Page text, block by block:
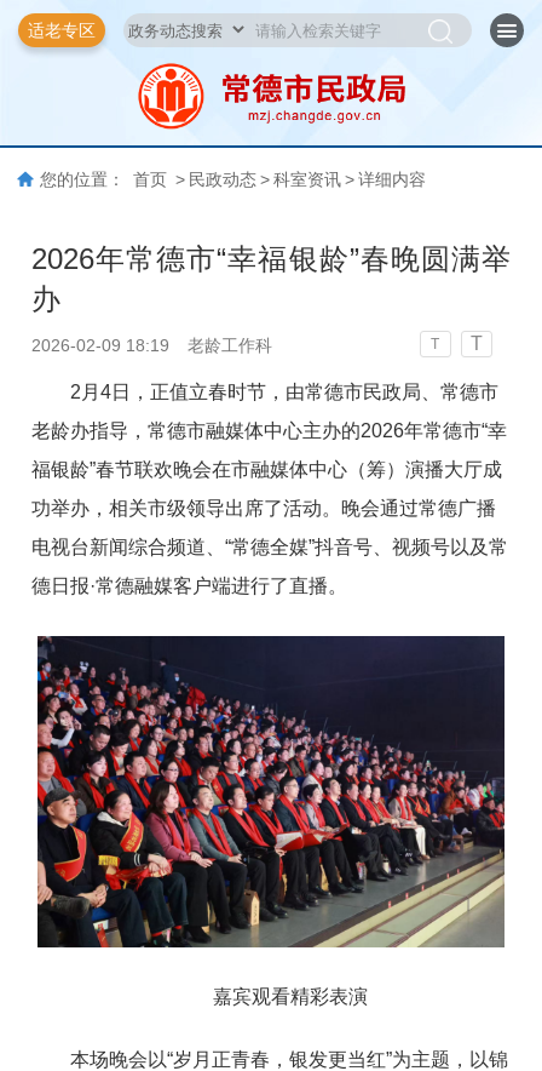
适老专区
您的位置： 首页 > 民政动态 > 科室资讯 > 详细内容
2026年常德市“幸福银龄”春晚圆满举
办
2026-02-09 18:19 老龄工作科 T T
2月4日，正值立春时节，由常德市民政局、常德市
老龄办指导，常德市融媒体中心主办的2026年常德市“幸
福银龄”春节联欢晚会在市融媒体中心（筹）演播大厅成
功举办，相关市级领导出席了活动。晚会通过常德广播
电视台新闻综合频道、“常德全媒”抖音号、视频号以及常
德日报·常德融媒客户端进行了直播。
嘉宾观看精彩表演
本场晚会以“岁月正青春，银发更当红”为主题，以锦